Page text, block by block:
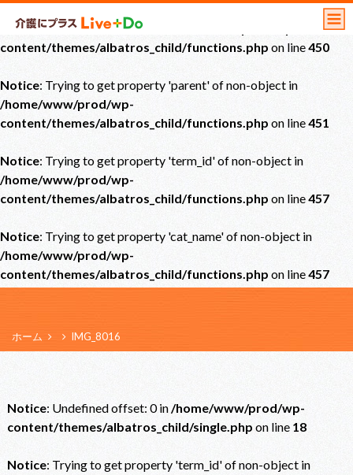
Notice: Undefined offset: 0 in
content/themes/albatros_child/functions.php on line450
Notice: Trying to get property 'parent' of non-object in
/home/www/prod/wp-
content/themes/albatros_child/functions.php on line451
Notice: Trying to get property 'term_id' of non-object in
/home/www/prod/wp-
content/themes/albatros_child/functions.php on line457
Notice: Trying to get property 'cat_name' of non-object in
/home/www/prod/wp-
content/themes/albatros_child/functions.php on line457
ホーム IMG_8016
Notice: Undefined offset: 0 in/home/www/prod/wp-
content/themes/albatros_child/single.php on line 18
Notice: Trying to get property 'term_id' of non-object in